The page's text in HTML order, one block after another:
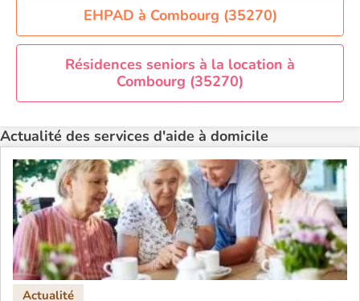
Aide à domicile Orléans
Aide à domicile Paris
Aide à domicile Perpignan
Aide à domicile Rennes
Aide à domicile Toulouse
Recherche par ville
EHPAD à Combourg (35270)
Résidences seniors à la location à
Combourg (35270)
Actualité des services d'aide à domicile